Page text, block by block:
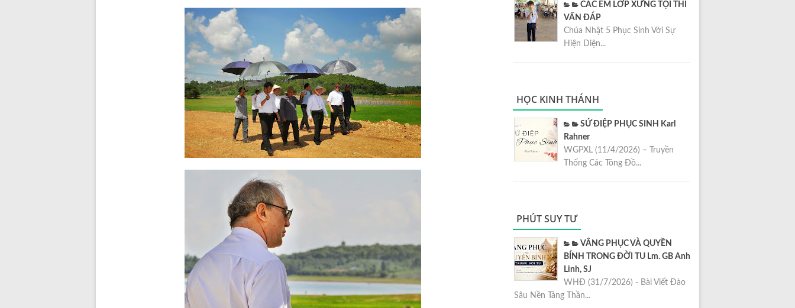
CÁC EM LỚP XƯNG TỘI THI
VẤN ĐÁP
Chúa Nhật 5 Phục Sinh Với Sự
Hiện Diện...
HỌC KINH THÁNH
SỨ ĐIỆP PHỤC SINH Karl
Rahner
WGPXL (11/4/2026) – Truyền
Thống Các Tông Đồ...
PHÚT SUY TƯ
VÂNG PHỤC VÀ QUYỀN
BÍNH TRONG ĐỜI TU Lm. GB Anh
Linh, SJ
WHĐ (31/7/2026) - Bài Viết Đào
Sâu Nền Tảng Thần...